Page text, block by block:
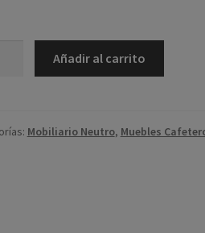
Añadir al carrito
Mobiliario Neutro, Muebles